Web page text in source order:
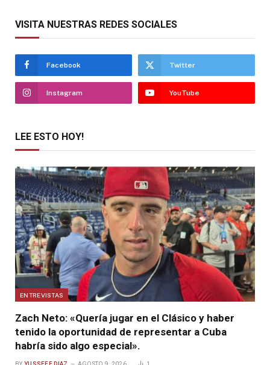
VISITA NUESTRAS REDES SOCIALES
Facebook Twitter
Instagram YouTube
LEE ESTO HOY!
ENTREVISTAS
Zach Neto: «Quería jugar en el Clásico y haber
tenido la oportunidad de representar a Cuba
habría sido algo especial».